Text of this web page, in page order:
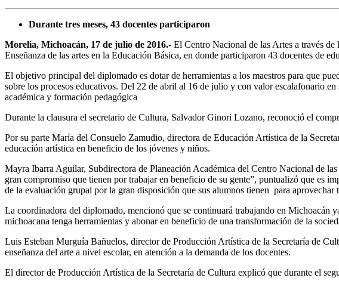
Durante tres meses, 43 docentes participaron
Morelia, Michoacán, 17 de julio de 2016.- El Centro Nacional de las Artes a través
Enseñanza de las artes en la Educación Básica, en donde participaron 43 docentes de
El objetivo principal del diplomado es dotar de herramientas a los maestros para que
sobre los procesos educativos. Del 22 de abril al 16 de julio y con valor escalafonario
académica y formación pedagógica
Durante la clausura el secretario de Cultura, Salvador Ginori Lozano, reconoció el
Por su parte María del Consuelo Zamudio, directora de Educación Artística de la
educación artística en beneficio de los jóvenes y niños.
Mayra Ibarra Aguilar, Subdirectora de Planeación Académica del Centro Nacional de
gran compromiso que tienen por trabajar en beneficio de su gente”, puntualizó que es
de la evaluación grupal por la gran disposición que sus alumnos tienen para
La coordinadora del diplomado, mencionó que se continuará trabajando en Michoacán
michoacana tenga herramientas y abonar en beneficio de una transformación de la
Luis Esteban Murguía Bañuelos, director de Producción Artística de la Secretaría de
enseñanza del arte a nivel escolar, en atención a la demanda de los docentes.
El director de Producción Artística de la Secretaría de Cultura explicó que durante el